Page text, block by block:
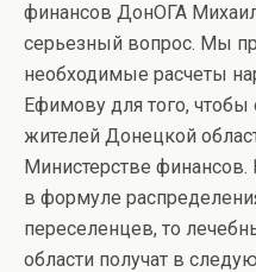
финансов ДонОГА
серьезный вопрос. Мы
необходимые расчеты
Ефимову для того,
жителей Донецкой
Министерстве финансов.
в формуле
переселенцев, то
области получат в